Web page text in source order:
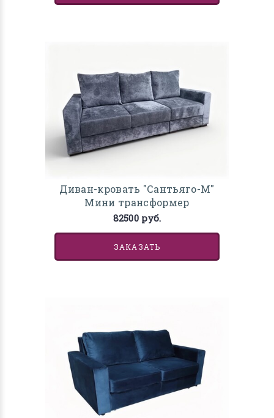
Диван-кровать "Сантьяго-М"
Мини трансформер
82500 руб.
ЗАКАЗАТЬ